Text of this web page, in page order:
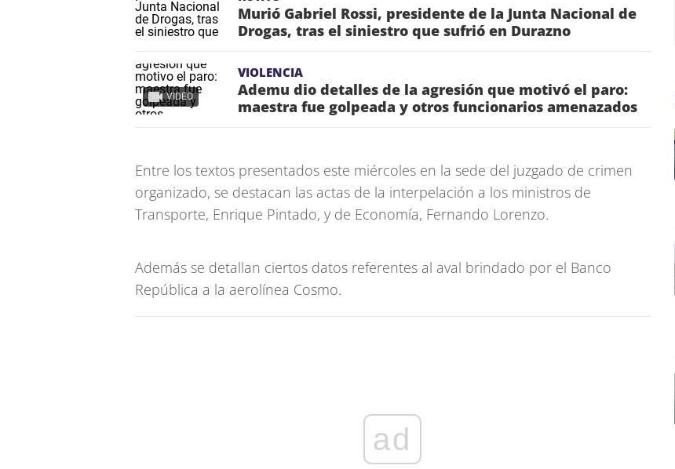
Murió Gabriel Rossi, presidente de la Junta Nacional de
Drogas, tras el siniestro que sufrió en Durazno
VIDEO
VIOLENCIA
Ademu dio detalles de la agresión que motivó el paro:
maestra fue golpeada y otros funcionarios amenazados
Entre los textos presentados este miércoles en la sede del juzgado de crimen
organizado, se destacan las actas de la interpelación a los ministros de
Transporte, Enrique Pintado, y de Economía, Fernando Lorenzo.
Además se detallan ciertos datos referentes al aval brindado por el Banco
República a la aerolínea Cosmo.
ad